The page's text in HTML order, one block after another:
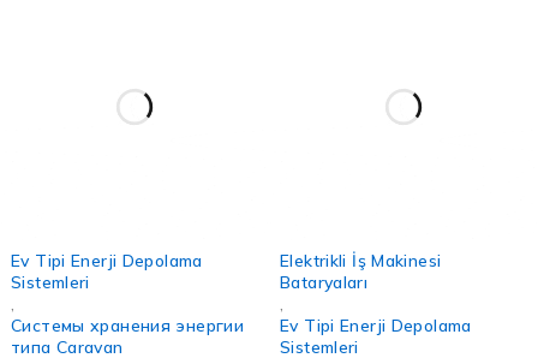
Ev Tipi Enerji Depolama
Sistemleri
Системы хранения энергии
типа Caravan
Elektrikli İş Makinesi
Bataryaları
Ev Tipi Enerji Depolama
Sistemleri